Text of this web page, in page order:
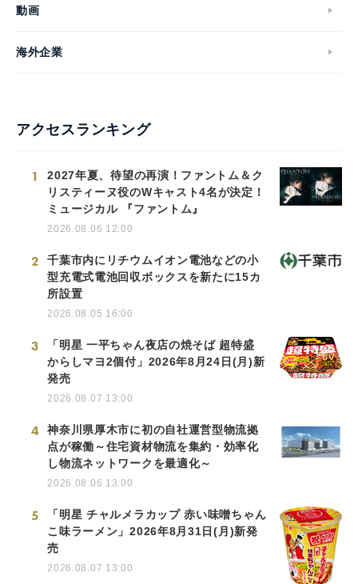
動画
海外企業
アクセスランキング
1
2027年夏、待望の再演！ファントム＆ク
リスティーヌ役のWキャスト4名が決定！
ミュージカル 『ファントム』
2026.08.06 12:00
2
千葉市内にリチウムイオン電池などの小
型充電式電池回収ボックスを新たに15カ
所設置
2026.08.05 16:00
3
「明星 一平ちゃん夜店の焼そば 超特盛
からしマヨ2個付」2026年8月24日(月)新
発売
2026.08.07 13:00
4
神奈川県厚木市に初の自社運営型物流拠
点が稼働～住宅資材物流を集約・効率化
し物流ネットワークを最適化～
2026.08.06 13:00
5
「明星 チャルメラカップ 赤い味噌ちゃん
こ味ラーメン」2026年8月31日(月)新発
売
2026.08.07 13:00